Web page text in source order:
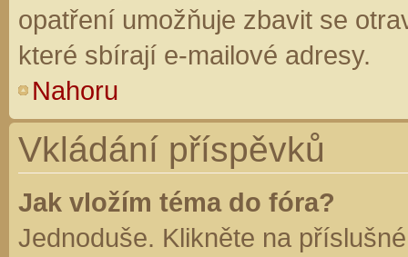
opatření umožňuje zbavit se
které sbírají e-mailové adresy.
Nahoru
Vkládání příspěvků
Jak vložím téma do fóra?
Jednoduše. Klikněte na